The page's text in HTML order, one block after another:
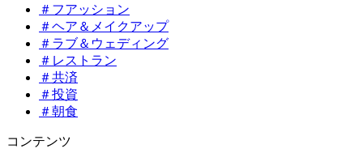
＃フアッション
＃ヘア＆メイクアップ
＃ラブ＆ウェディング
＃レストラン
＃共済
＃投資
＃朝食
コンテンツ